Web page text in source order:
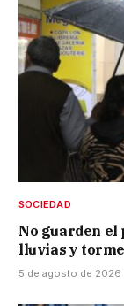
SOCIEDAD
No guarden
lluvias y
5 de agosto de 2026